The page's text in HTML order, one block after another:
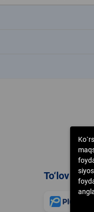
To‘lov